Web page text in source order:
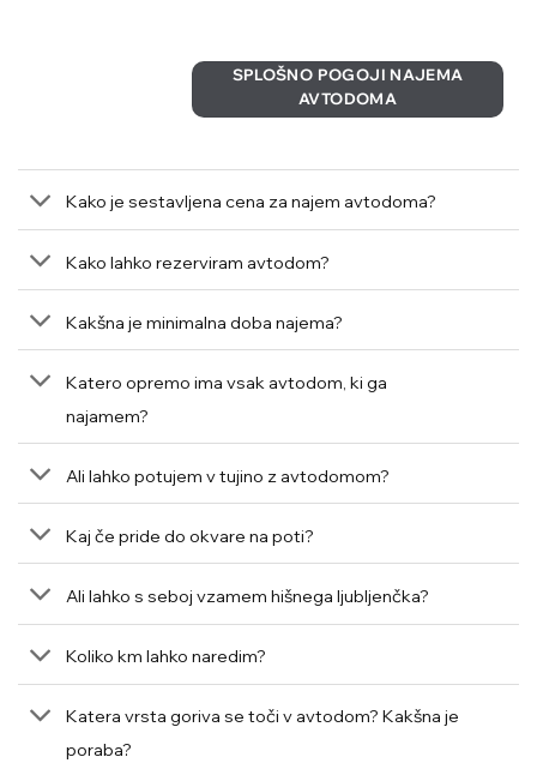
SPLOŠNO POGOJI NAJEMA
AVTODOMA
Kako je sestavljena cena za najem avtodoma?
Kako lahko rezerviram avtodom?
Kakšna je minimalna doba najema?
Katero opremo ima vsak avtodom, ki ga
najamem?
Ali lahko potujem v tujino z avtodomom?
Kaj če pride do okvare na poti?
Ali lahko s seboj vzamem hišnega ljubljenčka?
Koliko km lahko naredim?
Katera vrsta goriva se toči v avtodom? Kakšna je
poraba?